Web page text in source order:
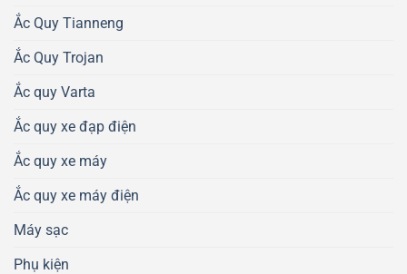
Ắc Quy Tianneng
Ắc Quy Trojan
Ắc quy Varta
Ắc quy xe đạp điện
Ắc quy xe máy
Ắc quy xe máy điện
Máy sạc
Phụ kiện